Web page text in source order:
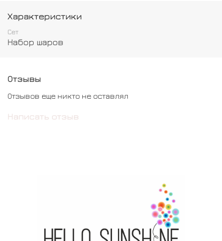
Характеристики
Сет
Набор шаров
Отзывы
Отзывов еще никто не оставлял
Написать отзыв